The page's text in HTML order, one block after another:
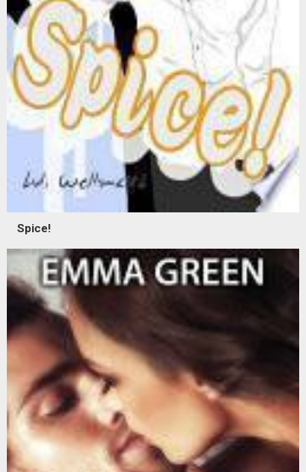
Spice!